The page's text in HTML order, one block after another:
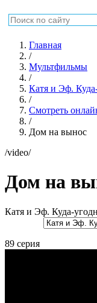
Главная
/
Мультфильмы
/
Катя и Эф.
/
Смотреть
/
Дом на вынос
/video/
Дом на
Катя и Эф. Куда-
89 серия